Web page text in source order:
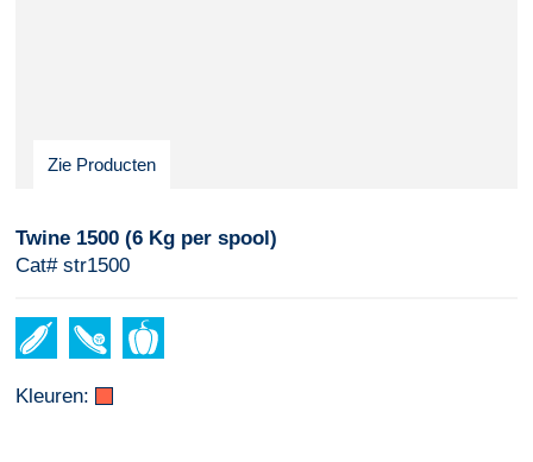
Zie Producten
Twine 1500 (6 Kg per spool)
Cat# str1500
Kleuren: